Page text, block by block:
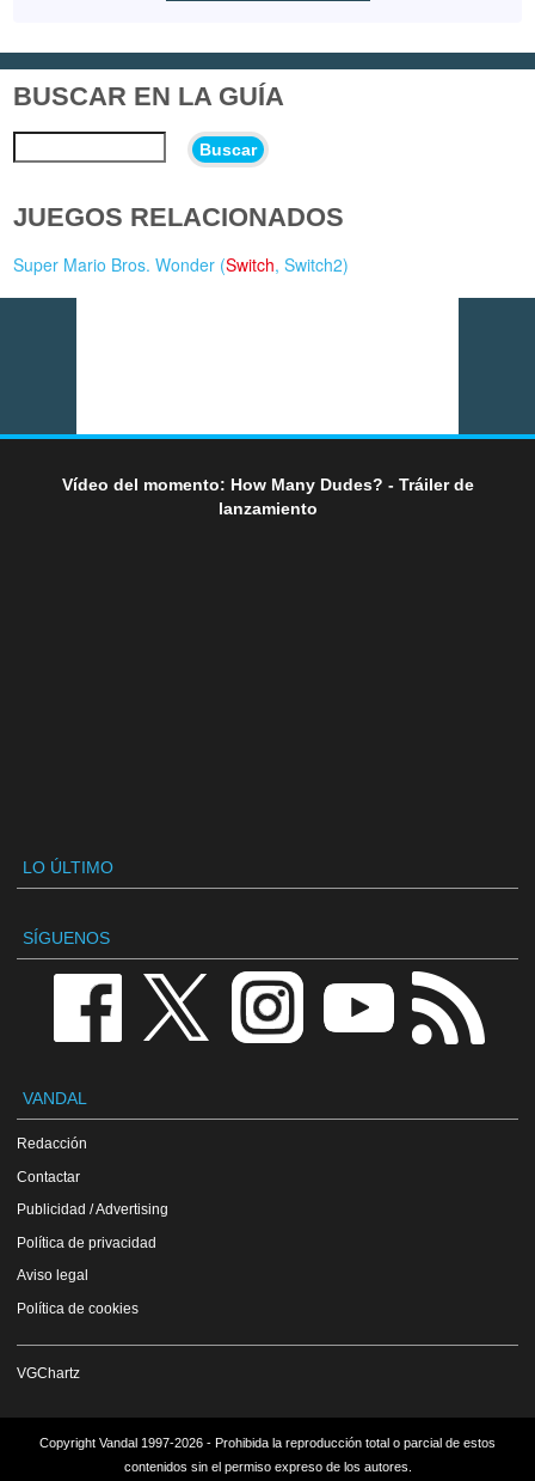
BUSCAR EN LA GUÍA
Buscar
JUEGOS RELACIONADOS
Super Mario Bros. Wonder (Switch,Switch2)
Vídeo del momento: How Many Dudes? - Tráiler de
lanzamiento
LO ÚLTIMO
SÍGUENOS
VANDAL
Redacción
Contactar
Publicidad / Advertising
Política de privacidad
Aviso legal
Política de cookies
VGChartz
Copyright Vandal 1997-2026 - Prohibida la reproducción total o parcial de estos
contenidos sin el permiso expreso de los autores.